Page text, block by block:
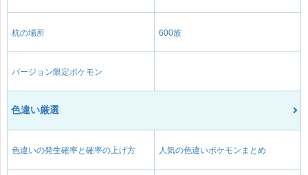
杭の場所 600族
バージョン限定ポケモン
色違い厳選
色違いの発生確率と確率の上げ方 人気の色違いポケモンまとめ